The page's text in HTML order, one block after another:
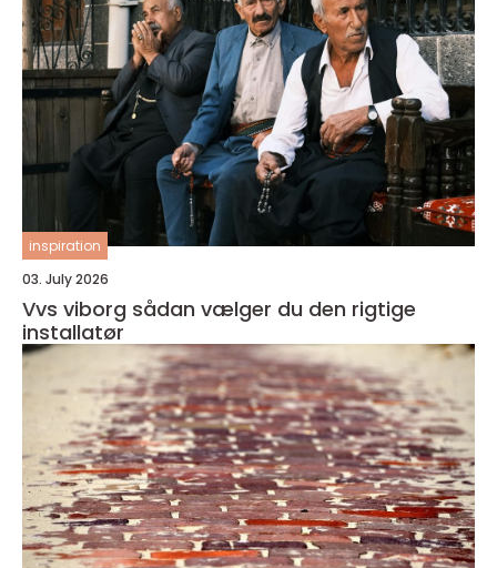
inspiration
03. July 2026
Vvs viborg sådan vælger du den rigtige
installatør